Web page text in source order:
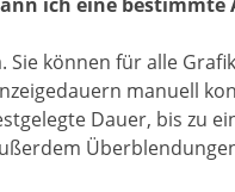
Sie können für alle
manuell
Dauer, bis zu